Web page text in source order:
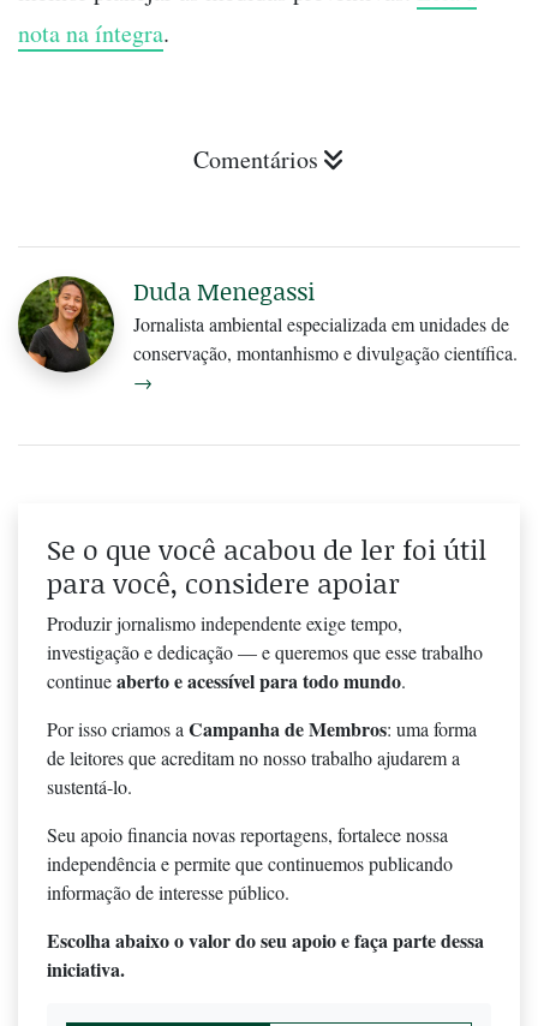
nota na íntegra.
Comentários
Duda Menegassi
Jornalista ambiental especializada em unidades de
conservação, montanhismo e divulgação científica.
→
Se o que você acabou de ler foi útil
para você, considere apoiar
Produzir jornalismo independente exige tempo,
investigação e dedicação — e queremos que esse trabalho
continueaberto e acessível para todo mundo.
Por isso criamos a Campanha de Membros: uma forma
de leitores que acreditam no nosso trabalho ajudarem a
sustentá-lo.
Seu apoio financia novas reportagens, fortalece nossa
independência e permite que continuemos publicando
informação de interesse público.
Escolha abaixo o valor do seu apoio e faça parte dessa
iniciativa.